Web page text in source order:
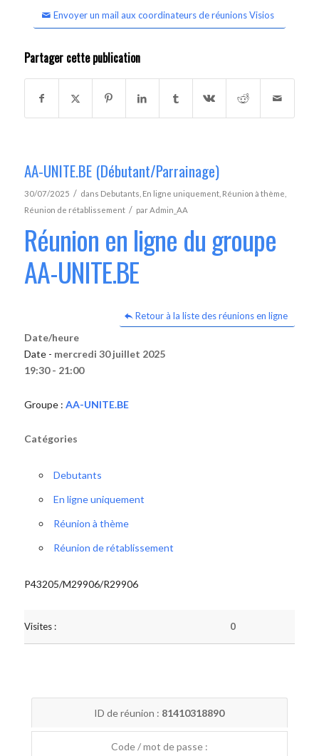
Envoyer un mail aux coordinateurs de réunions Visios
Partager cette publication
AA-UNITE.BE (Débutant/Parrainage)
30/07/2025 / dans Debutants En ligne uniquement, Réunion à thème
Réunion de rétablissement / parAdmin_AA
Réunion en ligne du groupe
AA-UNITE.BE
Retour à la liste des réunions en ligne
Date/heure
Date - mercredi 30 juillet 2025
19:30 - 21:00
Groupe : AA-UNITE.BE
Catégories
Debutants
En ligne uniquement
Réunion à thème
Réunion de rétablissement
P43205/M29906/R29906
Visites : 0
ID de réunion : 81410318890
Code / mot de passe :